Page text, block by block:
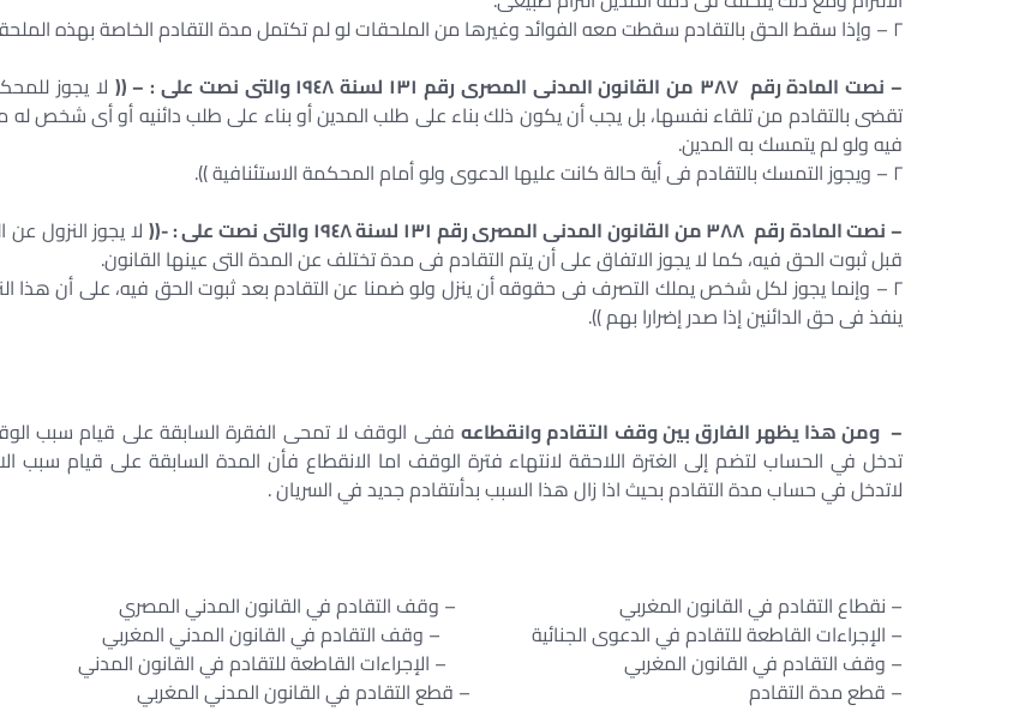
٢ – وإذا سقط الحق بالتقادم سقطت معه الفوائد وغيرها من الملحقات لو لم تكتمل مدة التقادم الخاصة بهذه الملحقات )).
– نصت المادة رقم ٣٨٧ من القانون المدنى المصرى رقم ١٣١ لسنة ١٩٤٨ والتى نصت على : – ((
لا يجوز
تقضى بالتقادم من تلقاء نفسها، بل يجب أن يكون ذلك بناء على طلب المدين أو بناء على طلب دائنيه أو أى شخص
فيه ولو لم يتمسك به المدين.
٢ – ويجوز التمسك بالتقادم فى أية حالة كانت عليها الدعوى ولو أمام المحكمة الاستئنافية )).
– نصت المادة رقم ٣٨٨ من القانون المدنى المصرى رقم ١٣١ لسنة ١٩٤٨ والتى نصت على : -((
لا يجوز النزول عن
قبل ثبوت الحق فيه، كما لا يجوز الاتفاق على أن يتم التقادم فى مدة تختلف عن المدة التى عينها القانون.
٢ – وإنما يجوز لكل شخص يملك التصرف فى حقوقه أن ينزل ولو ضمنا عن التقادم بعد ثبوت الحق فيه، على أن هذا
ينفذ فى حق الدائنين إذا صدر إضرارا بهم )).
– ومن هذا يظهر الفارق بين وقف التقادم وانقطاعه ففى الوقف لا تمحى الفقرة السابقة على قيام سبب
تدخل في الحساب لتضم إلى الغترة اللاحقة لانتهاء فترة الوقف اما الانقطاع فأن المدة السابقة على قيام سبب
لاتدخل في حساب مدة التقادم بحيث اذا زال هذا السبب بدأىتقادم جديد في السريان .
– نقطاع التقادم في القانون المغربي – وقف التقادم في القانون المدني المصري
– الإجراءات القاطعة للتقادم في الدعوى الجنائية – وقف التقادم في القانون المدني المغربي
– وقف التقادم في القانون المغربي – الإجراءات القاطعة للتقادم في القانون المدني
– قطع مدة التقادم – قطع التقادم في القانون المدني المغربي